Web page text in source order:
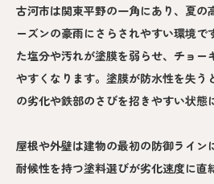
古河市は関東平野の一角にあり、夏の
ーズンの豪雨にさらされやすい環境で
た塩分や汚れが塗膜を弱らせ、チョー
やすくなります。塗膜が防水性を失う
の劣化や鉄部のさびを招きやすい状態
屋根や外壁は建物の最初の防御ライン
耐候性を持つ塗料選びが劣化速度に直